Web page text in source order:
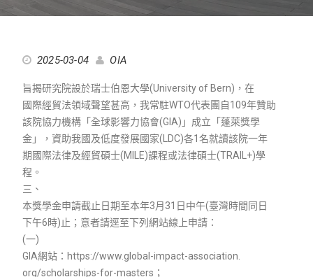
2025-03-04 OIA
旨揭研究院設於瑞士伯恩大學(University of Bern)，在
國際經貿法領域聲望甚高，我常駐WTO代表團自109年贊助
該院協力機構「全球影響力協會(GIA)」成立「蓬萊獎學
金」，資助我國及低度發展國家(LDC)各1名就讀該院一年
期國際法律及經貿碩士(MILE)課程或法律碩士(TRAIL+)學
程。
三、
本獎學金申請截止日期至本年3月31日中午(臺灣時間同日
下午6時)止；意者請逕至下列網站線上申請：
(一)
GIA網站：https://www.global-impact-association.
org/scholarships-for-masters；